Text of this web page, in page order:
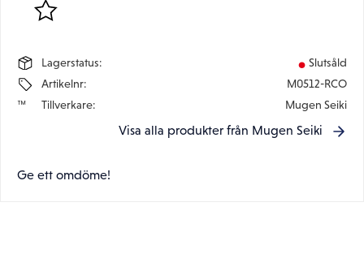
Lägg till i favoriter
Lagerstatus
Slutsåld
Artikelnr
M0512-RCO
Tillverkare
Mugen Seiki
Visa alla produkter från Mugen Seiki
Ge ett omdöme!